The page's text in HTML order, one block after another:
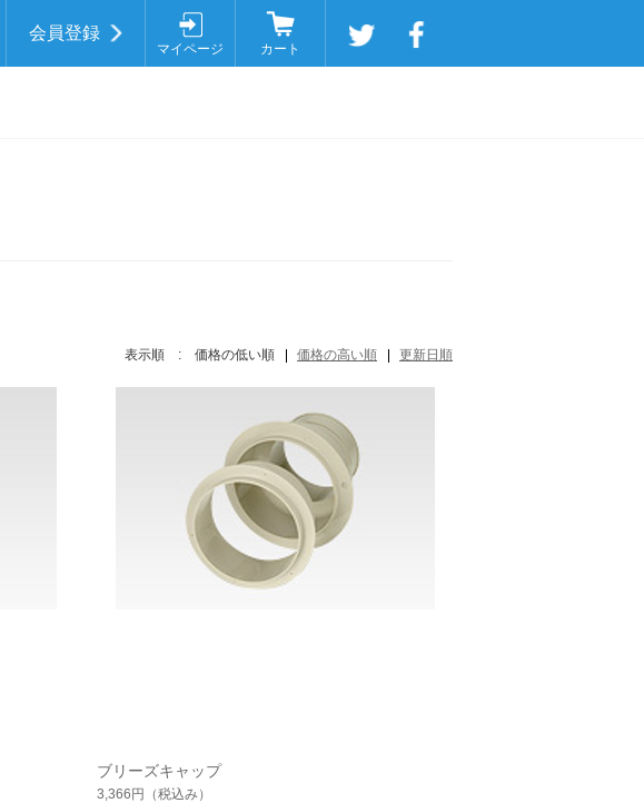
会員登録
マイページ カート
表示順 : 価格の低い順 価格の高い順 更新日順
ブリーズキャップ
3,366円 （税込み）